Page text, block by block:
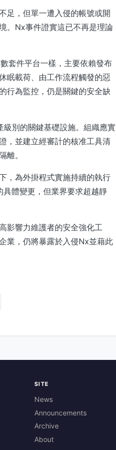
足，但單一遭入侵的帳號或開
。Nx事件證實這已不再是理論
套件平台一樣，主要依賴發布
眠載荷、由工作流程觸發的惡
行為監控，仍是關鍵的安全缺
別的關鍵基礎設施。組織應實
，並建立經審計的核准工具清
離。
，為外掛程式實施持續的執行
體變更，但業界要求超越靜
影響力維護者的安全強化工
業，仍將暴露於入侵Nx並藉此
SITE
News
Announcements
Archive
About